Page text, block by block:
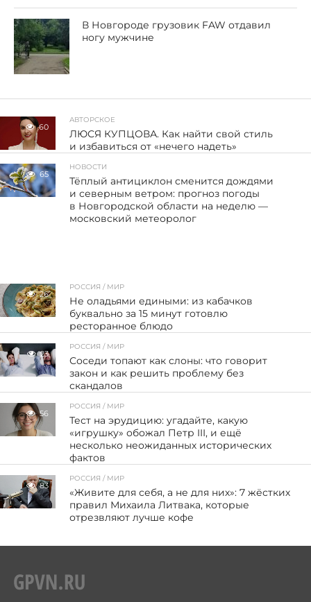
В Новгороде грузовик FAW отдавил
ногу мужчине
60
АВТОРСКОЕ
ЛЮСЯ КУПЦОВА. Как найти свой стиль
и избавиться от «нечего надеть»
65
НОВОСТИ
Тёплый антициклон сменится дождями
и северным ветром: прогноз погоды
в Новгородской области на неделю —
московский метеоролог
26
РОССИЯ / МИР
Не оладьями едиными: из кабачков
буквально за 15 минут готовлю
ресторанное блюдо
23
РОССИЯ / МИР
Соседи топают как слоны: что говорит
закон и как решить проблему без
скандалов
56
РОССИЯ / МИР
Тест на эрудицию: угадайте, какую
«игрушку» обожал Петр III, и ещё
несколько неожиданных исторических
фактов
83
РОССИЯ / МИР
«Живите для себя, а не для них»: 7 жёстких
правил Михаила Литвака, которые
отрезвляют лучше кофе